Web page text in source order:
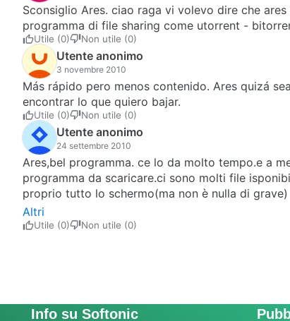
Sconsiglio Ares. ciao raga vi volevo dire che
programma di file sharing come utorrent -
Utile (0) Non utile (0)
Utente anonimo
3 novembre 2010
Más rápido pero menos contenido. Ares quizá
encontrar lo que quiero bajar.
Utile (0) Non utile (0)
Utente anonimo
24 settembre 2010
Ares,bel programma. ce lo da molto tempo.e a
programma da scaricare.ci sono molti file
proprio tutto lo schermo(ma non è nulla di grave)
Altri
Utile (0) Non utile (0)
Info su Softonic